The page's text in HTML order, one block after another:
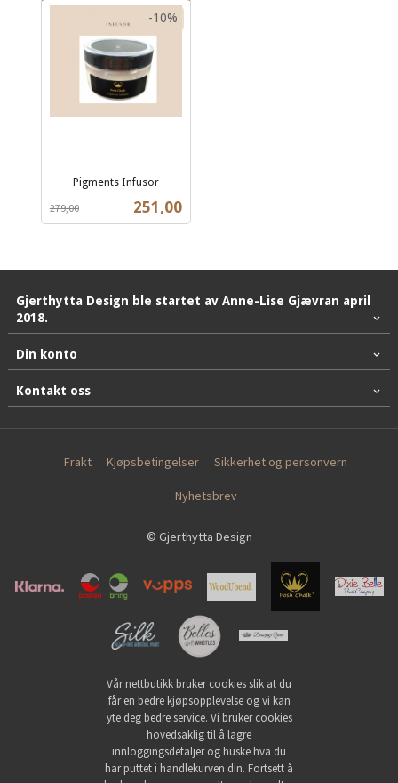
Pigments Infusor
Tilbud
251,00
279,00
-10%
mva.
Gjerthytta Design ble startet av Anne-Lise Gjævran april
2018.
Din konto
Kontakt oss
Frakt Kjøpsbetingelser Sikkerhet og personvern
Nyhetsbrev
© Gjerthytta Design
Vår nettbutikk bruker cookies slik at du
får en bedre kjøpsopplevelse og vi kan
yte deg bedre service. Vi bruker cookies
hovedsaklig til å lagre
innloggingsdetaljer og huske hva du
har puttet i handlekurven din. Fortsett å